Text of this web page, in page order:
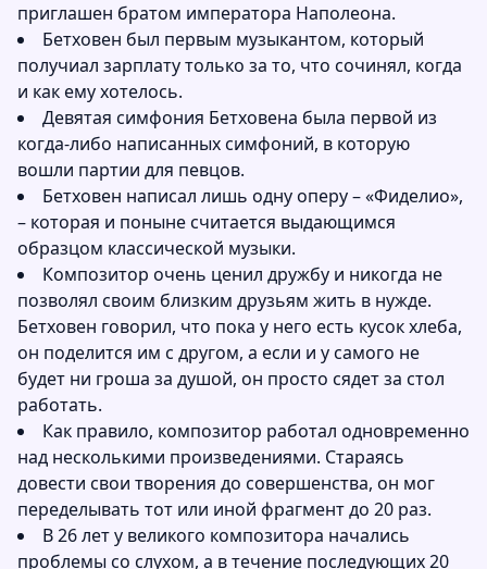
приглашен братом императора Наполеона.
Бетховен был первым музыкантом, который
получиал зарплату только за то, что сочинял, когда
и как ему хотелось.
Девятая симфония Бетховена была первой из
когда-либо написанных симфоний, в которую
вошли партии для певцов.
Бетховен написал лишь одну оперу – «Фиделио»,
– которая и поныне считается выдающимся
образцом классической музыки.
Композитор очень ценил дружбу и никогда не
позволял своим близким друзьям жить в нужде.
Бетховен говорил, что пока у него есть кусок хлеба,
он поделится им с другом, а если и у самого не
будет ни гроша за душой, он просто сядет за стол
работать.
Как правило, композитор работал одновременно
над несколькими произведениями. Стараясь
довести свои творения до совершенства, он мог
переделывать тот или иной фрагмент до 20 раз.
В 26 лет у великого композитора начались
проблемы со слухом, а в течение последующих 20